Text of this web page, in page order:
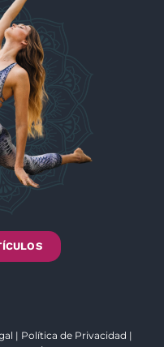
| Política de Privacidad |